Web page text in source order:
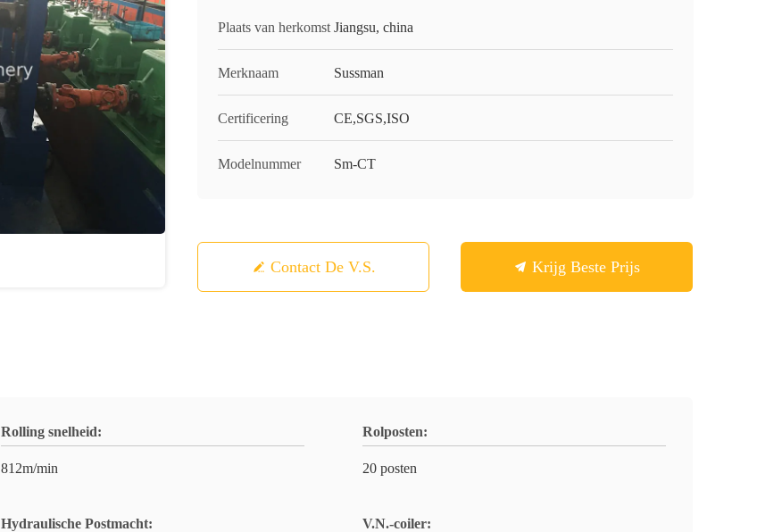
Plaats van herkomst Jiangsu, china
Merknaam Sussman
Certificering CE,SGS,ISO
Modelnummer Sm-CT
Contact De V.S. Krijg Beste Prijs
Rolling snelheid:
812m/min
Rolposten:
20 posten
Hydraulische Postmacht: V.N.-coiler: